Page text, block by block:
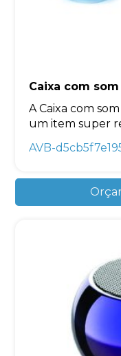
Caixa com
A Caixa com
um item super
AVB-